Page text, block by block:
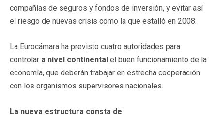
compañías de seguros y fondos de inversión, y evitar así
el riesgo de nuevas crisis como la que estalló en 2008.
La Eurocámara ha previsto cuatro autoridades para
controlar a nivel continental el buen funcionamiento de la
economía, que deberán trabajar en estrecha cooperación
con los organismos supervisores nacionales.
La nueva estructura consta de: